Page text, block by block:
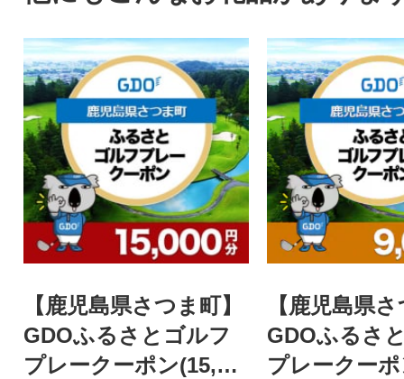
【鹿児島県さつま町】
GDOふるさとゴルフ
プレークーポン(15,00
【鹿児島県
GDOふるさ
プレークー